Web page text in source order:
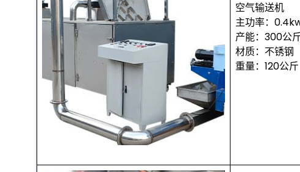
空气输送机
主功率：
产能：300公
材质：不锈钢
重量：120公斤